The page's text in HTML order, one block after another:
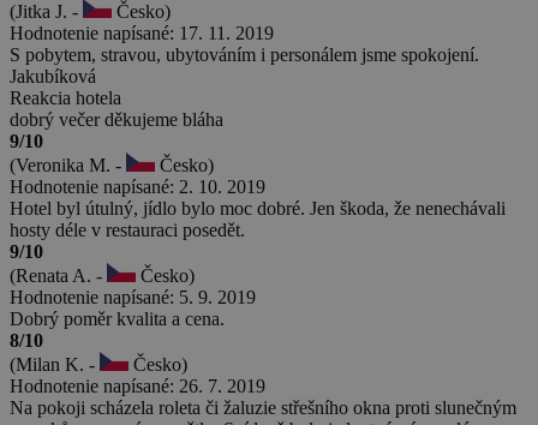
(Jitka J. -
Česko)
Hodnotenie napísané: 17. 11. 2019
S pobytem, stravou, ubytováním i personálem jsme spokojení.
Jakubíková
Reakcia hotela
dobrý večer děkujeme bláha
9/10
(Veronika M. -
Česko)
Hodnotenie napísané: 2. 10. 2019
Hotel byl útulný, jídlo bylo moc dobré. Jen škoda, že nenechávali
hosty déle v restauraci posedět.
9/10
(Renata A. -
Česko)
Hodnotenie napísané: 5. 9. 2019
Dobrý poměr kvalita a cena.
8/10
(Milan K. -
Česko)
Hodnotenie napísané: 26. 7. 2019
Na pokoji scházela roleta či žaluzie střešního okna proti slunečným